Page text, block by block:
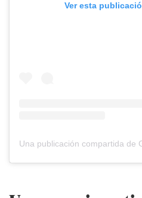
Ver esta